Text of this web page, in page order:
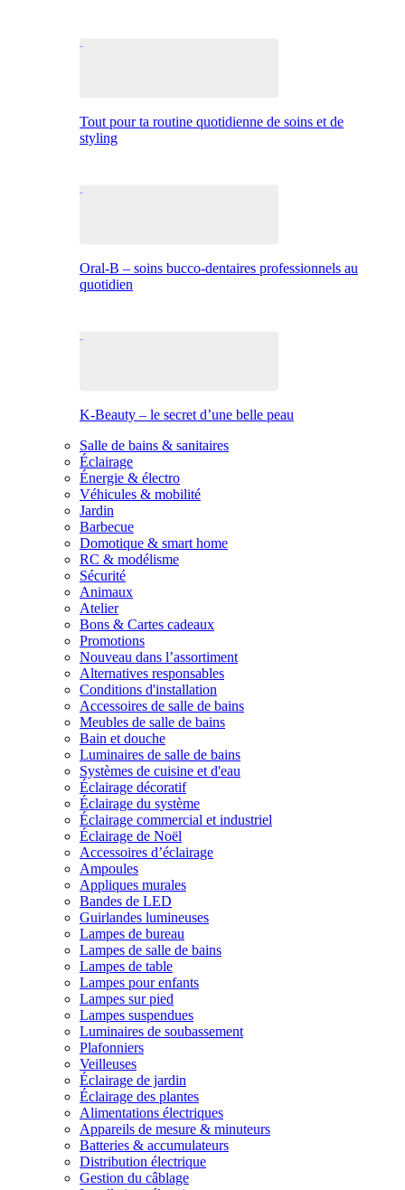
Tout pour ta routine quotidienne de soins et de
styling
Oral-B – soins bucco-dentaires professionnels au
quotidien
K-Beauty – le secret d’une belle peau
Salle de bains & sanitaires
Éclairage
Énergie & électro
Véhicules & mobilité
Jardin
Barbecue
Domotique & smart home
RC & modélisme
Sécurité
Animaux
Atelier
Bons & Cartes cadeaux
Promotions
Nouveau dans l’assortiment
Alternatives responsables
Conditions d'installation
Accessoires de salle de bains
Meubles de salle de bains
Bain et douche
Luminaires de salle de bains
Systèmes de cuisine et d'eau
Éclairage décoratif
Éclairage du système
Éclairage commercial et industriel
Éclairage de Noël
Accessoires d’éclairage
Ampoules
Appliques murales
Bandes de LED
Guirlandes lumineuses
Lampes de bureau
Lampes de salle de bains
Lampes de table
Lampes pour enfants
Lampes sur pied
Lampes suspendues
Luminaires de soubassement
Plafonniers
Veilleuses
Éclairage de jardin
Éclairage des plantes
Alimentations électriques
Appareils de mesure & minuteurs
Batteries & accumulateurs
Distribution électrique
Gestion du câblage